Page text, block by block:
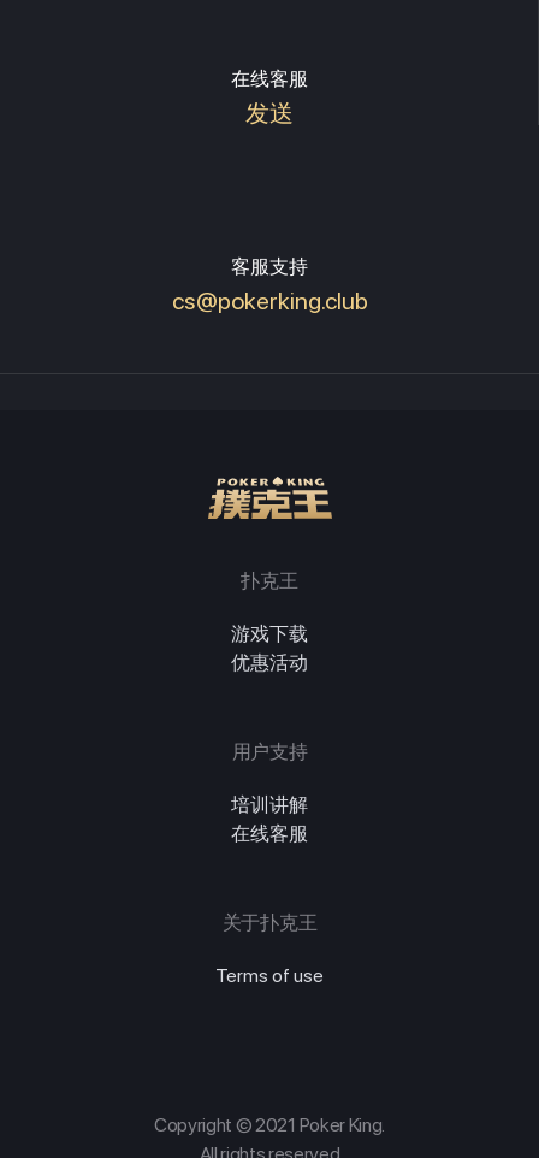
在线客服
发送
客服支持
cs@pokerking.club
扑克王
游戏下载
优惠活动
用户支持
培训讲解
在线客服
关于扑克王
Terms of use
Copyright © 2021 Poker King.